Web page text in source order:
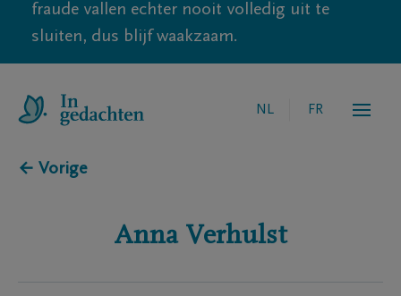
fraude vallen echter nooit volledig uit te
sluiten, dus blijf waakzaam.
NL FR
← Vorige
Anna Verhulst